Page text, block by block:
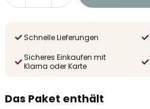
Schnelle Lieferungen
Sicheres Einkaufen mit
Klarna oder Karte
Das Paket enthält